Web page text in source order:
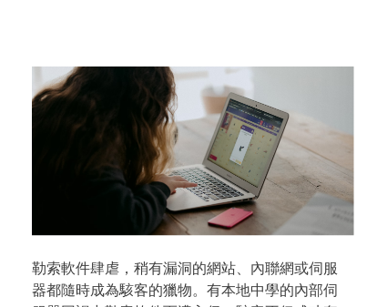
勒索軟件肆虐，稍有漏洞的網站、內聯網或伺服
器都隨時成為駭客的獵物。有本地中學的內部伺